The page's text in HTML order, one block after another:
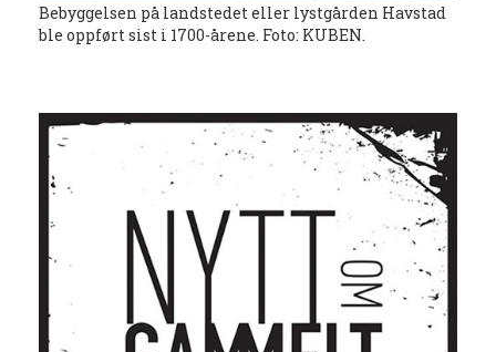
Bebyggelsen på landstedet eller lystgården Havstad
ble oppført sist i 1700-årene. Foto: KUBEN.